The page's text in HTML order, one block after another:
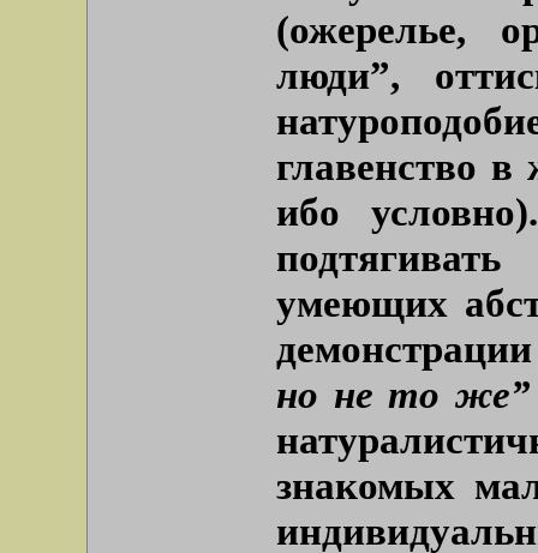
(ожерелье,
люди”,
главенство в
ибо
умеющих
но не то
знакомых